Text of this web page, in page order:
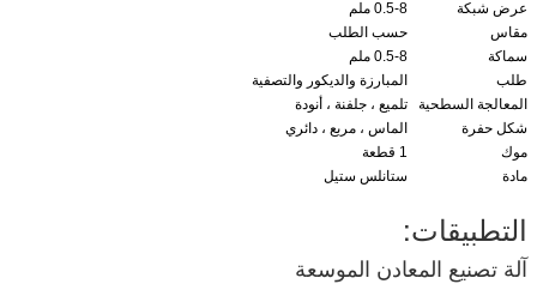
عرض شبكة
0.5-8 ملم
مقاس
حسب الطلب
سماكة
0.5-8 ملم
طلب
المبارزة والديكور والتصفية
المعالجة السطحية
تلميع ، جلفنة ، أنودة
شكل حفرة
الماس ، مربع ، دائري
موك
1 قطعة
مادة
ستانلس ستيل
التطبيقات:
آلة تصنيع المعادن الموسعة